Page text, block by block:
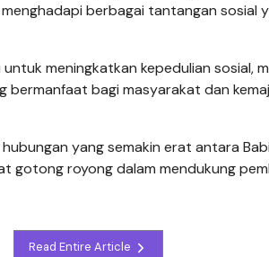
berbagai tantangan sosial
meningkatkan kepedulian sosial,
bagi masyarakat dan
yang semakin erat antara
gotong royong dalam mendukung
Read Entire Article